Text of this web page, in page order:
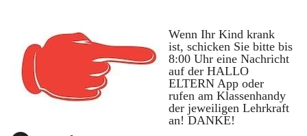
Wenn Ihr Kind krank
ist, schicken Sie bitte bis
8:00 Uhr eine Nachricht
auf der HALLO
ELTERN App oder
rufen am Klassenhandy
der jeweiligen Lehrkraft
an! DANKE!